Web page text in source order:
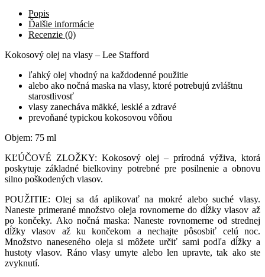
Popis
Ďalšie informácie
Recenzie (0)
Kokosový olej na vlasy – Lee Stafford
ľahký olej vhodný na každodenné použitie
alebo ako nočná maska na vlasy, ktoré potrebujú zvláštnu
starostlivosť
vlasy zanecháva mäkké, lesklé a zdravé
prevoňané typickou kokosovou vôňou
Objem: 75 ml
KĽÚČOVÉ ZLOŽKY: Kokosový olej – prírodná výživa, ktorá
poskytuje základné bielkoviny potrebné pre posilnenie a obnovu
silno poškodených vlasov.
POUŽITIE: Olej sa dá aplikovať na mokré alebo suché vlasy.
Naneste primerané množstvo oleja rovnomerne do dĺžky vlasov až
po končeky. Ako nočná maska: Naneste rovnomerne od strednej
dĺžky vlasov až ku končekom a nechajte pôsosbiť celú noc.
Množstvo naneseného oleja si môžete určiť sami podľa dĺžky a
hustoty vlasov. Ráno vlasy umyte alebo len upravte, tak ako ste
zvyknutí.